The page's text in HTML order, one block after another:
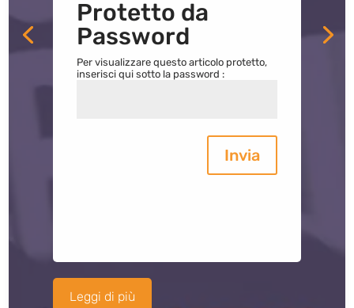
Protetto da
Password
Per visualizzare questo articolo protetto,
inserisci qui sotto la password :
Invia
Leggi di più